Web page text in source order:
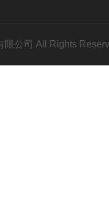
限公司 All Rights